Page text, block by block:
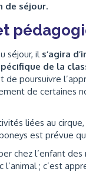
de séjour.
séjour, il s’agira
de la
de poursuivre
de certaines
liées au
est prévue
chez l’enfant
l’animal ; c’est